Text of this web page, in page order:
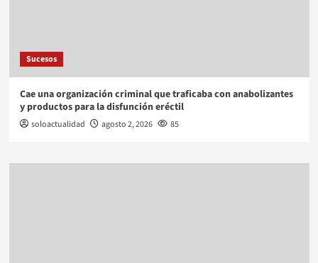
Sucesos
Cae una organización criminal que traficaba con anabolizantes
y productos para la disfunción eréctil
soloactualidad agosto 2, 2026 85